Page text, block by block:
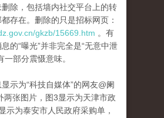
除，包括墙内社交平台上的转
存在。删除的只是招标网页：
gkzb/15669.htm 。有
的“曝光”并非完全是“无意中泄
一部分震慑意味。
示为“科技自媒体”的网友@阑
两张图片，图3显示为天津市政
示为泰安市人民政府采购单，